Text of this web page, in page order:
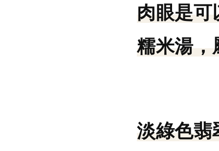
肉眼是可
糯米湯，
淡綠色翡